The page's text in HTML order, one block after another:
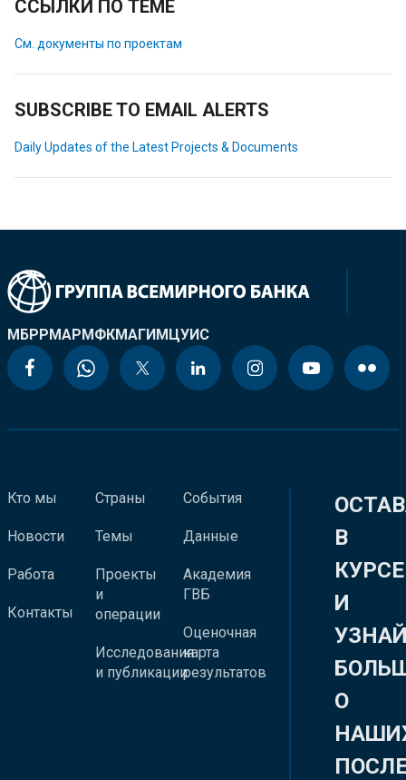
ССЫЛКИ ПО ТЕМЕ
См. документы по проектам
SUBSCRIBE TO EMAIL ALERTS
Daily Updates of the Latest Projects & Documents
МБРРМАРМФКМАГИМЦУИС
Кто мы
Новости
Работа
Контакты
Страны
Темы
Проекты
и
операции
Исследования
и публикации
События
Данные
Академия
ГВБ
Оценочная
карта
результатов
В
КУРСЕ
И
О